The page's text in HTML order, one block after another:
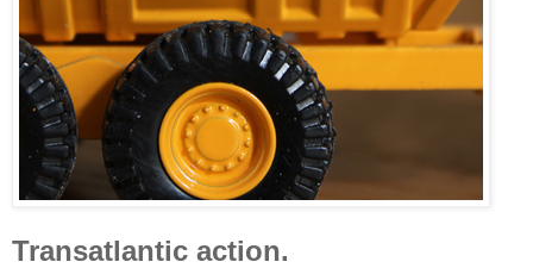
Transatlantic action.